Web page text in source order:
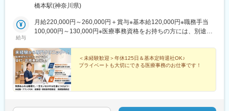
橋本駅(神奈川県)
給与
月給220,000円～260,000円＋賞与※基本給120,000円※職務手当
100,000円～130,000円※医療事務資格をお持ちの方には、別途資
て全額支給します。※医療事務資格をお持ちの方は優遇します。
＜未経験歓迎＞年休125日＆基本定時退社OK♪
プライベートも大切にできる医療事務のお仕事です！